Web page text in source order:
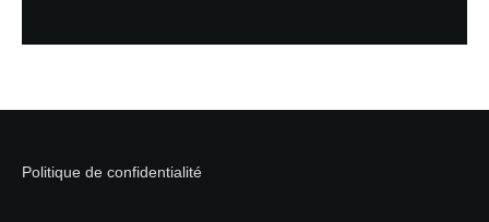
Politique de confidentialité